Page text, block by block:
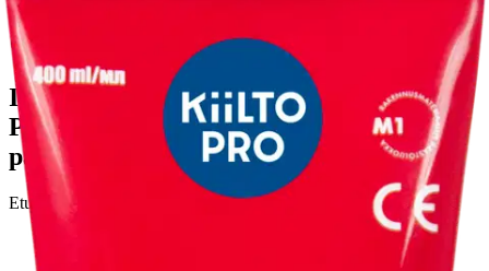
Ilmainen toimitus yli 100 €:n tilauksille
Postin pakettiautomaattiin tai
palvelupisteeseen!
Etu ei koske Suuri‑lisäpalvelulla toimitettavia tuotteita.